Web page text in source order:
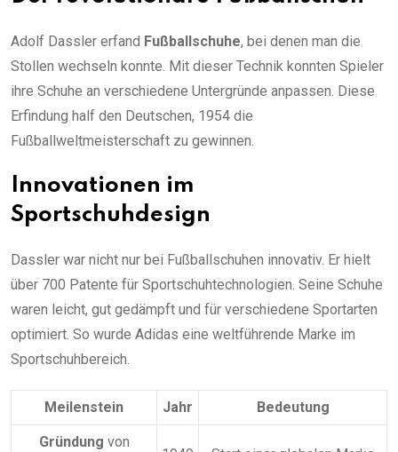
Adolf Dassler erfand Fußballschuhe, bei denen man die
Stollen wechseln konnte. Mit dieser Technik konnten Spieler
ihre Schuhe an verschiedene Untergründe anpassen. Diese
Erfindung half den Deutschen, 1954 die
Fußballweltmeisterschaft zu gewinnen.
Innovationen im
Sportschuhdesign
Dassler war nicht nur bei Fußballschuhen innovativ. Er hielt
über 700 Patente für Sportschuhtechnologien. Seine Schuhe
waren leicht, gut gedämpft und für verschiedene Sportarten
optimiert. So wurde Adidas eine weltführende Marke im
Sportschuhbereich.
Meilenstein Jahr Bedeutung
Gründung von